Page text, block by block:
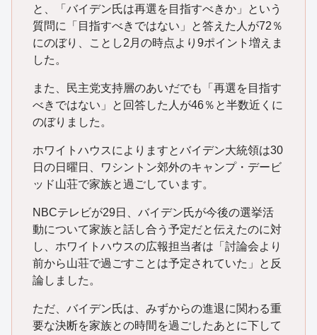
と、「バイデン氏は再選を目指すべきか」という
質問に「目指すべきではない」と答えた人が72％
にのぼり、ことし2月の時点より9ポイント増えま
した。
また、民主党支持層のあいだでも「再選を目指す
べきではない」と回答した人が46％と半数近くに
のぼりました。
ホワイトハウスによりますとバイデン大統領は30
日の日曜日、ワシントン郊外のキャンプ・デービ
ッド山荘で家族と過ごしています。
NBCテレビが29日、バイデン氏が今後の選挙活
動について家族と話し合う予定だと伝えたのに対
し、ホワイトハウスの広報担当者は「討論会より
前から山荘で過ごすことは予定されていた」と反
論しました。
ただ、バイデン氏は、みずからの進退に関わる重
要な決断を家族との時間を過ごしたあとに下して